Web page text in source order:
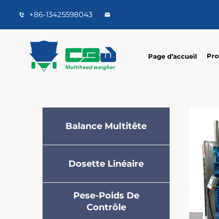
+86-13425598043
Page d’accueil
Balance Multitête
Dosette Linéaire
Pese-Poids De
Contrôle